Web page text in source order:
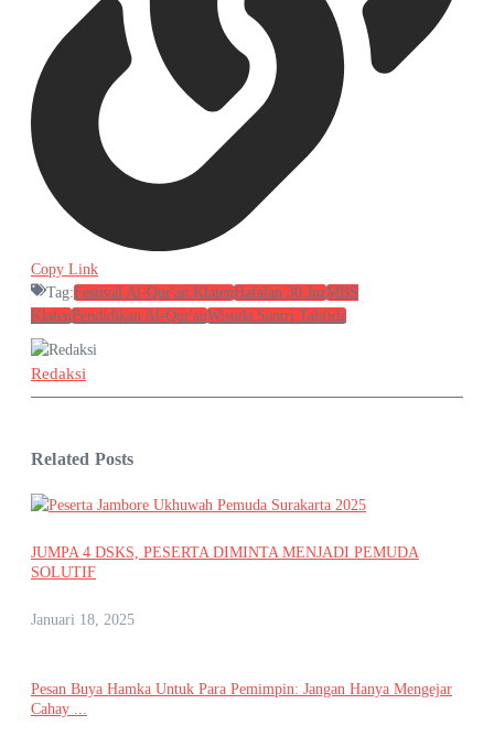
Copy Link
Tag:Festival Al-Qur'an KlatenHafalan 30 JuzMBS
KlatenPendidikan Al-Qur'anWisuda Santri Tahfidz
Redaksi
Related Posts
JUMPA 4 DSKS, PESERTA DIMINTA MENJADI PEMUDA
SOLUTIF
Januari 18, 2025
Pesan Buya Hamka Untuk Para Pemimpin: Jangan Hanya Mengejar
Cahay ...